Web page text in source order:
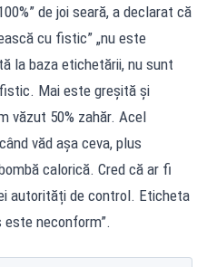
de joi seară, a declarat că
cu fistic” „nu este
la baza etichetării, nu sunt
Mai este greșită și
văzut 50% zahăr. Acel
văd așa ceva, plus
calorică. Cred că ar fi
autorități de control. Eticheta
neconform”.